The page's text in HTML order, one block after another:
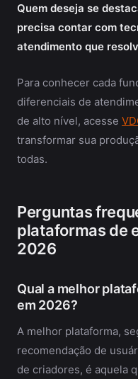
Quem deseja se
precisa contar com
atendimento que
Para conhecer cada
diferenciais de
de alto nível, acesse
transformar sua
todas.
Perguntas
plataformas de
2026
Qual a melhor
em 2026?
A melhor plataforma,
recomendação de
de criadores, é aquela